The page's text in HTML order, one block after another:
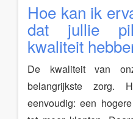
Hoe kan ik
dat jullie
kwaliteit
De kwaliteit van
belangrijkste zorg.
eenvoudig: een